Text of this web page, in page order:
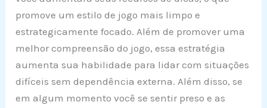
promove um estilo de jogo mais limpo e
estrategicamente focado. Além de promover uma
melhor compreensão do jogo, essa estratégia
aumenta sua habilidade para lidar com situações
difíceis sem dependência externa. Além disso, se
em algum momento você se sentir preso e as